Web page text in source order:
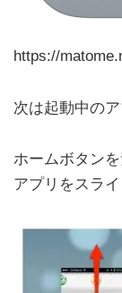
https://
次は起動中の
ホームボタン
アプリをスラ